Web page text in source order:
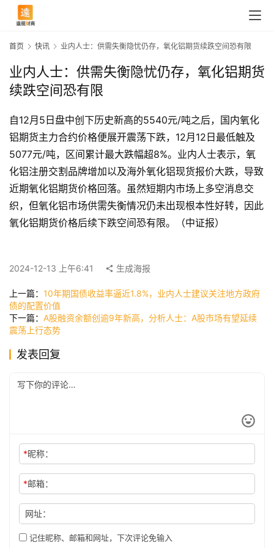
首
页
讯
司
科
首页 快讯 业内人士：供需失衡隐忧仍存，氧化铝期货续跌空间恐有限
业内人士：供需失衡隐忧仍存，氧化铝期货
续跌空间恐有限
自12月5日盘中创下历史新高的5540元/吨之后，国内氧化
铝期货主力合约价格便展开震荡下跌，12月12日最低触及
5077元/吨，区间累计最大跌幅超8%。业内人士表示，氧
化铝注册交割品牌增加以及海外氧化铝现货报价大跌，导致
近期氧化铝期货价格回落。虽然短期内市场上多空消息交
织，但氧化铝市场供需失衡情况仍未出现根本性好转，因此
氧化铝期货价格后续下跌空间恐有限。（中证报）
2024-12-13 上午6:41 生成海报
上一篇： 10年期国债收益率逼近1.8%，业内人士建议关注地方政府
债的配置价值
下一篇： A股融资余额创逾9年新高，分析人士：A股市场有望延续
震荡上行态势
发表回复
*昵称：
*邮箱：
网址：
记住昵称、邮箱和网址，下次评论免输入